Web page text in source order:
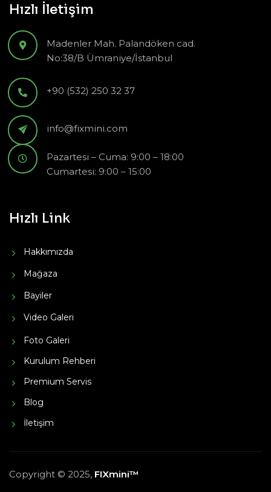
Hızlı İletişim
Madenler Mah. Palandöken cad.
No:38/B Ümraniye/İstanbul
+90 (532) 250 32 37
info@fixmini.com
Pazartesi – Cuma: 9:00 – 18:00
Cumartesi: 9:00 – 15:00
Hızlı Link
Hakkımızda
Mağaza
Bayiler
Video Galeri
Foto Galeri
Kurulum Rehberi
Premium Servis
Blog
İletişim
Copyright © 2025, FIXmini™